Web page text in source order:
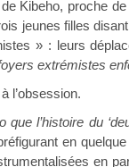
Kibeho, proche
jeunes filles
» : leurs
extrémistes
l’obsession.
que l’histoire du
en
en